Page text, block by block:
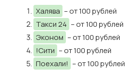
Халява – от 100 рублей
Такси 24 – от 100 рублей
Эконом – от 100 рублей
!Сити – от 100 рублей
Поехали! – от 100 рублей